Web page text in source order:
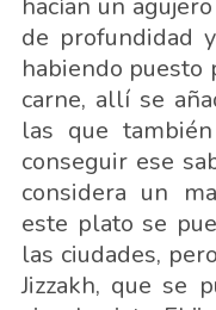
hacían un
de profundidad
habiendo puesto
carne, allí se
las que
conseguir ese
considera un
este plato se
las ciudades,
Jizzakh, que se